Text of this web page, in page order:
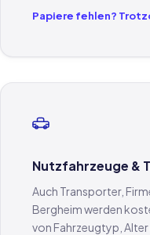
Papiere fehlen?
Nutzfahrzeuge &
Auch Transporter,
Bergheim werden
von Fahrzeugtyp, Alter